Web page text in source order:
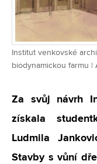
Institut venkovské
biodynamickou farmu |
Za svůj návrh
získala
Ludmila
Stavby s vůní